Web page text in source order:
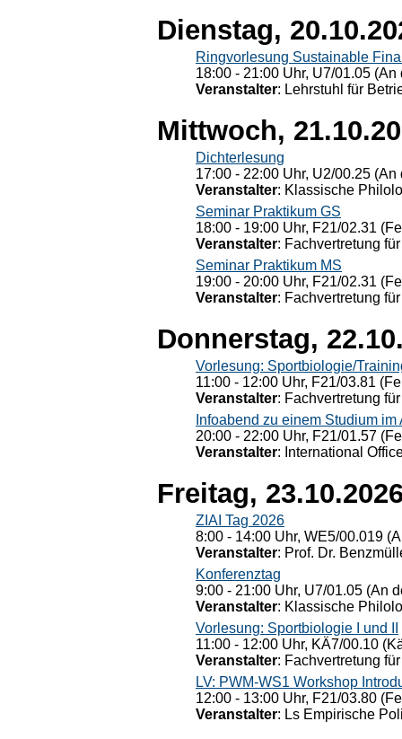
Dienstag,
Ringvorlesung Sustainable
18:00 - 21:00 Uhr, U7/01.05
Veranstalter: Lehrstuhl für
Mittwoch,
Dichterlesung
17:00 - 22:00 Uhr, U2/00.25
Veranstalter: Klassische
Seminar Praktikum GS
18:00 - 19:00 Uhr, F21/02.31
Veranstalter: Fachvertretung
Seminar Praktikum MS
19:00 - 20:00 Uhr, F21/02.31
Veranstalter: Fachvertretung
Donnerstag,
Vorlesung: Sportbiologie/
11:00 - 12:00 Uhr, F21/03.81
Veranstalter: Fachvertretung
Infoabend zu einem Studium im
20:00 - 22:00 Uhr, F21/01.57
Veranstalter: International
Freitag,
ZIAI Tag 2026
8:00 - 14:00 Uhr, WE5/00.019
Veranstalter: Prof. Dr.
Konferenztag
9:00 - 21:00 Uhr, U7/01.05 (An
Veranstalter: Klassische
Vorlesung: Sportbiologie I und II
11:00 - 12:00 Uhr, KÄ7/00.10
Veranstalter: Fachvertretung
LV: PWM-WS1 Workshop
12:00 - 13:00 Uhr, F21/03.80
Veranstalter: Ls Empirische